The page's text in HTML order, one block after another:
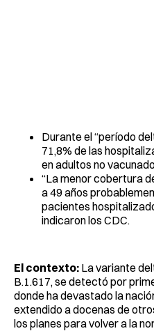
Durante el “período
71,8% de las
en adultos no
“La menor cobertura
a 49 años
pacientes
indicaron los CDC.
El contexto: La variante
B.1.617, se detectó por
donde ha devastado la
extendido a docenas de
los planes para volver a la